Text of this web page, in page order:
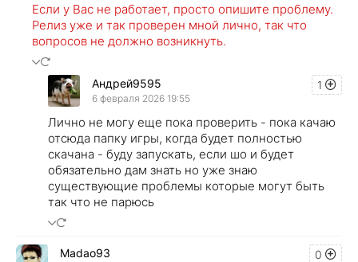
Если у Вас не работает, просто опишите проблему.
Релиз уже и так проверен мной лично, так что
вопросов не должно возникнуть.
1
Андрей9595
6 февраля 2026 19:55
Лично не могу еще пока проверить - пока качаю
отсюда папку игры, когда будет полностью
скачана - буду запускать, если шо и будет
обязательно дам знать но уже знаю
существующие проблемы которые могут быть
так что не парюсь
0
Madao93